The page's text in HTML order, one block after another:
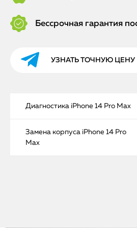
Бессрочная гарантия
УЗНАТЬ ТОЧНУЮ ЦЕНУ
Диагностика iPhone 14 Pro Max
Замена корпуса iPhone 14 Pro
Max